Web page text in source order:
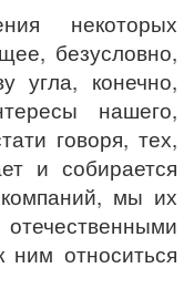
некоторых
безусловно,
угла, конечно,
нашего,
говоря, тех,
и собирается
мы их
ним относиться